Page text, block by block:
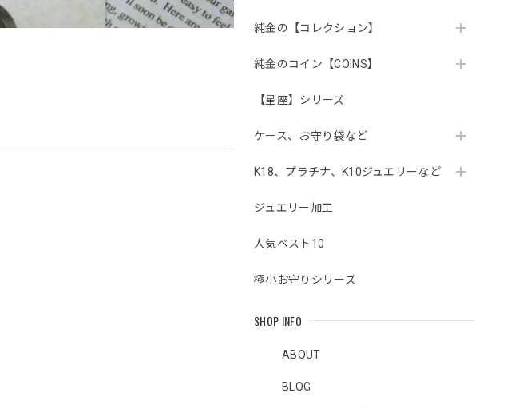
純金の【コレクション】
純金のコイン【COINS】
【星座】シリーズ
ケース、お守り袋など
K18、プラチナ、K10ジュエリーなど
ジュエリー加工
人気ベスト10
極小お守りシリーズ
SHOP INFO
ABOUT
BLOG